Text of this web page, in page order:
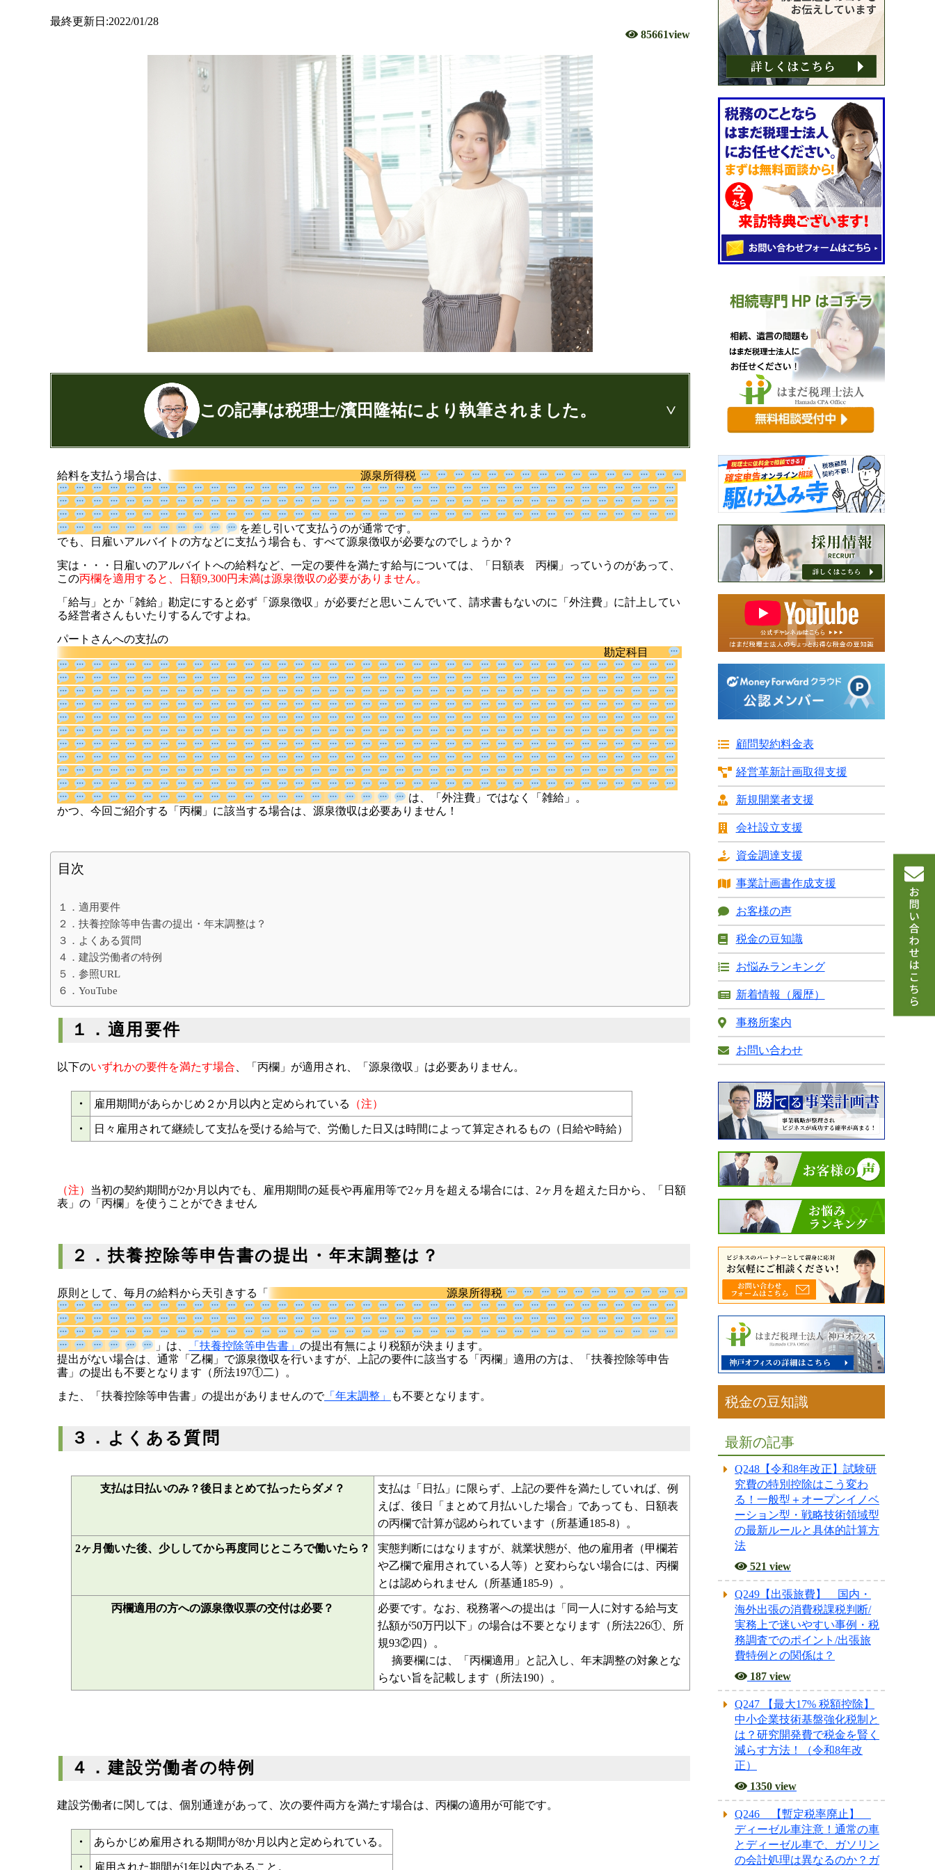
最終更新日:2022/01/28
85661view
この記事は税理士/濱田隆祐により執筆されました。
公認会計士・税理士：濱田隆祐(はまだりゅうすけ)
はまだ税理士法人の代表税理士
近畿税理士会 神戸支部：登録番号121899
日本公認会計士協会 兵庫会：登録番号17074
兵庫県行政書士会：登録番号19300373
あずさ監査法人出身
YouTubeチャンネル：はまだ税理士法人のちょっとお得な税金の豆知識
相続専門サイト： 御影みらい相続センター
給料を支払う場合は、 源泉所得税
を差し引いて支払うのが通常です。
でも、日雇いアルバイトの方などに支払う場合も、すべて源泉徴収が必要なのでしょうか？
実は・・・日雇いのアルバイトへの給料など、一定の要件を満たす給与については、「日額表 丙欄」っていうのがあって、
この丙欄を適用すると、日額9,300円未満は源泉徴収の必要がありません。
「給与」とか「雑給」勘定にすると必ず「源泉徴収」が必要だと思いこんでいて、請求書もないのに「外注費」に計上してい
る経営者さんもいたりするんですよね。
パートさんへの支払の
勘定科目
は、「外注費」ではな
く「雑給」。
１．適用要件
２．扶養控除等申告書の提出・年末調整は？
３．よくある質問
４．建設労働者の特例
５．参照URL
６．YouTube
１．適用要件
・ 雇用期間があらかじめ２か月以内と定められている（注）
・ 日々雇用されて継続して支払を受ける給与で、労働した日又は時間によって算定されるもの（日給や時給）
（注） 当初の契約期間が2か月以内でも、雇用期間の延長や再雇用等で2ヶ月を超える場合には、2ヶ月を超えた日から、「日額
２．扶養控除等申告書の提出・年末調整は？
原則として、毎月の給料から天引きする「 源泉所得税
」は、「扶養控除等申告書」の提出有無により税額が決まります。
提出がない場合は、通常「乙欄」で源泉徴収を行いますが、上記の要件に該当する「丙欄」適用の方は、「扶養控除等申告
３．よくある質問
支払は「日払」に限らず、上記の要件を満たしていれば、例
えば、後日「まとめて月払いした場合」であっても、日額表
の丙欄で計算が認められています（所基通185-8）。
実態判断にはなりますが、就業状態が、他の雇用者（甲欄若
や乙欄で雇用されている人等）と変わらない場合には、丙欄
とは認められません（所基通185-9）。
必要です。なお、税務署への提出は「同一人に対する給与支
払額が50万円以下」の場合は不要となります（所法226①、所
規93②四）。
摘要欄には、「丙欄適用」と記入し、年末調整の対象とな
らない旨を記載します（所法190）。
４．建設労働者の特例
・ あらかじめ雇用される期間が8か月以内と定められている。
顧問契約料金表
経営革新計画取得支援
新規開業者支援
会社設立支援
資金調達支援
事業計画書作成支援
お客様の声
税金の豆知識
お悩みランキング
新着情報（履歴）
事務所案内
お問い合わせ
税金の豆知識
最新の記事
Q248【令和8年改正】試験研
究費の特別控除はこう変わ
る！一般型＋オープンイノベ
ーション型・戦略技術領域型
の最新ルールと具体的計算方
法
521 view
Q249【出張旅費】 国内・
海外出張の消費税課税判断/
実務上で迷いやすい事例・税
務調査でのポイント/出張旅
費特例との関係は？
187 view
Q247 【最大17% 税額控除】
中小企業技術基盤強化税制と
は？研究開発費で税金を賢く
減らす方法！（令和8年改
正）
1350 view
Q246 【暫定税率廃止】
ディーゼル車注意！通常の車
とディーゼル車で、ガソリン
の会計処理は異なるのか？ガ